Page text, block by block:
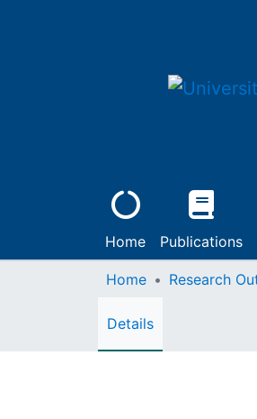
Home Publications
Home Research
Details